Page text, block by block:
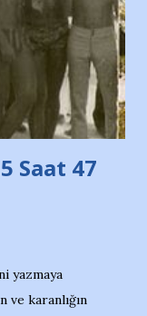
Bursa Büyükşehir
merkezlerini
okuduğum bu
Saat 47
yazmaya
ve karanlığın